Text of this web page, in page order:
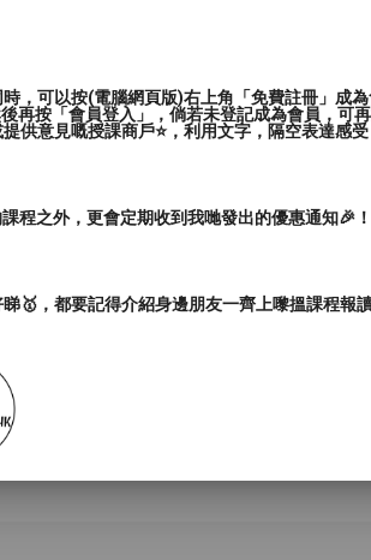
，可以按(電腦網頁版)右上角「免費註冊」成
再按「會員登入」，倘若未登記成為會員，可
供意見嘅授課商戶⭐️，利用文字，隔空表達感
程之外，更會定期收到我哋發出的優惠通知🎉
🥇，都要記得介紹身邊朋友一齊上嚟搵課程報讀